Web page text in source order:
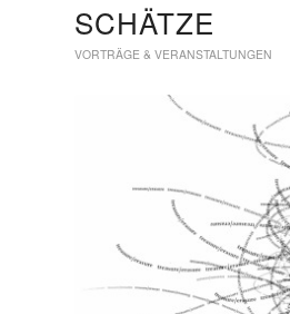
SCHÄTZE
VORTRÄGE & VERANSTALTUNGEN